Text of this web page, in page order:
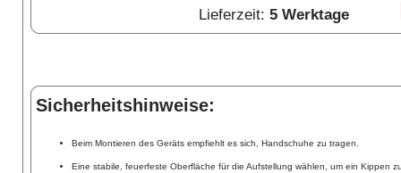
Lieferzeit: 5 Werktage
Sicherheitshinweise:
Beim Montieren des Geräts empfiehlt es sich, Handschuhe zu tragen.
Eine stabile, feuerfeste Oberfläche für die Aufstellung wählen, um ein Kippen